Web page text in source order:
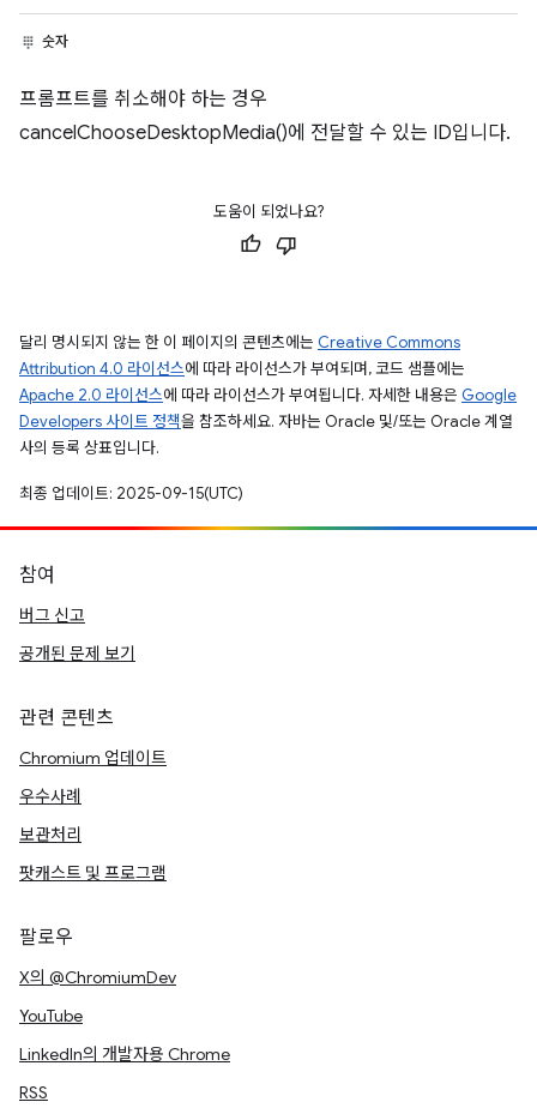
숫자
프롬프트를 취소해야 하는 경우
cancelChooseDesktopMedia()에 전달할 수 있는 ID입니다.
도움이 되었나요?
달리 명시되지 않는 한 이 페이지의 콘텐츠에는 Creative Commons
Attribution 4.0 라이선스에 따라 라이선스가 부여되며, 코드 샘플에는
Apache 2.0 라이선스에 따라 라이선스가 부여됩니다. 자세한 내용은 Google
Developers 사이트 정책을 참조하세요. 자바는 Oracle 및/또는 Oracle 계열
사의 등록 상표입니다.
최종 업데이트: 2025-09-15(UTC)
참여
버그 신고
공개된 문제 보기
관련 콘텐츠
Chromium 업데이트
우수사례
보관처리
팟캐스트 및 프로그램
팔로우
X의 @ChromiumDev
YouTube
LinkedIn의 개발자용 Chrome
RSS